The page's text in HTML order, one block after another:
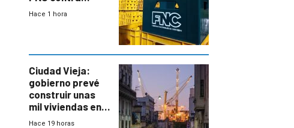
sindicato
Hace 1 hora
Ciudad Vieja:
gobierno prevé
construir unas
mil viviendas en
un plan de
Hace 19 horas